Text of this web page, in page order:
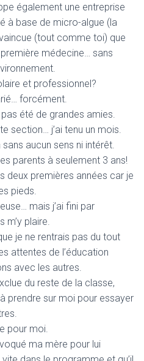
également une entreprise
à base de micro-algue (la
(tout comme toi) que
médecine… sans
et professionnel?
forcément.
été de grandes amies.
section… j’ai tenu un mois.
aucun sens ni intérêt.
parents à seulement 3 ans!
deux premières années car je
pieds.
mais j’ai fini par
m’y plaire.
je ne rentrais pas du tout
attentes de l’éducation
avec les autres.
du reste de la classe,
prendre sur moi pour essayer
pour moi.
ma mère pour lui